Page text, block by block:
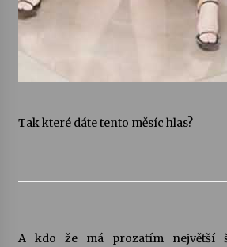
Tak které dáte tento měsíc hlas?
A kdo že má prozatím největší